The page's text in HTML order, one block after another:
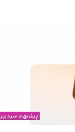
پیشنهاد سردبیر